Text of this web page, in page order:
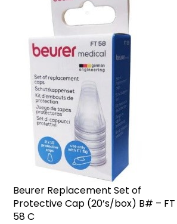
Beurer Replacement Set of
Protective Cap (20’s/box) B# – FT
58 C